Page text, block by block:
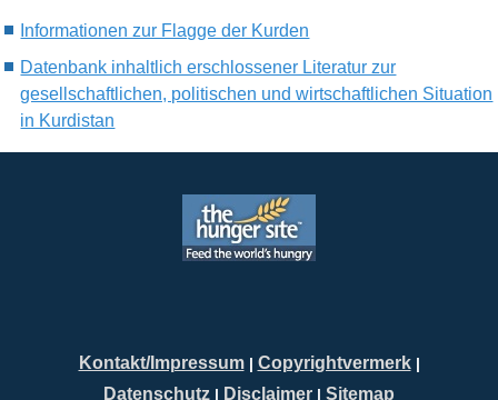
Informationen zur Flagge der Kurden
Datenbank inhaltlich erschlossener Literatur zur
gesellschaftlichen, politischen und wirtschaftlichen Situation
in Kurdistan
Kontakt/Impressum| Copyrightvermerk|
Datenschutz | Disclaimer | Sitemap